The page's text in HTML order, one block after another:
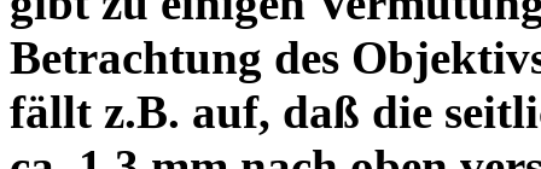
Betrachtung des
fällt z.B. auf, daß die